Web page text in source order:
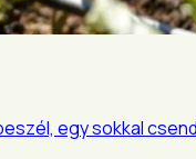
egy sokkal